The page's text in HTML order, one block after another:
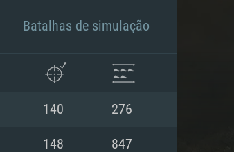
Batalhas de simulação
140 276
148 847